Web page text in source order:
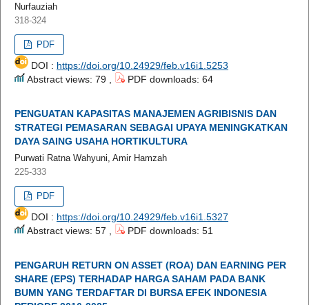
Nurfauziah
318-324
PDF
DOI : https://doi.org/10.24929/feb.v16i1.5253
Abstract views: 79 ,
PDF downloads: 64
PENGUATAN KAPASITAS MANAJEMEN AGRIBISNIS DAN
STRATEGI PEMASARAN SEBAGAI UPAYA MENINGKATKAN
DAYA SAING USAHA HORTIKULTURA
Purwati Ratna Wahyuni, Amir Hamzah
225-333
PDF
DOI : https://doi.org/10.24929/feb.v16i1.5327
Abstract views: 57 ,
PDF downloads: 51
PENGARUH RETURN ON ASSET (ROA) DAN EARNING PER
SHARE (EPS) TERHADAP HARGA SAHAM PADA BANK
BUMN YANG TERDAFTAR DI BURSA EFEK INDONESIA